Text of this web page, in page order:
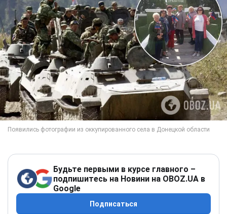
Будьте первыми в курсе главного –
подпишитесь на Новини на OBOZ.UA в
Google
Подписаться